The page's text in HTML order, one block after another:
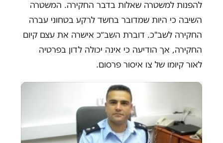
להפנות למשטרה שאלות בדבר החקירה. המשטרה
השיבה כי היות שמדובר בחשד לרקע בטחוני עברה
החקירה לשב"כ. דוברת השב״כ אישרה את עצם קיום
החקירה, אך הודיעה כי אינה יכולה לדון בפרטיה
לאור קיומו של צו איסור פרסום.